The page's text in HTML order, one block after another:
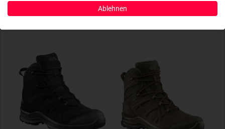
ÄHNLICHE PRODUKTE
Ablehnen